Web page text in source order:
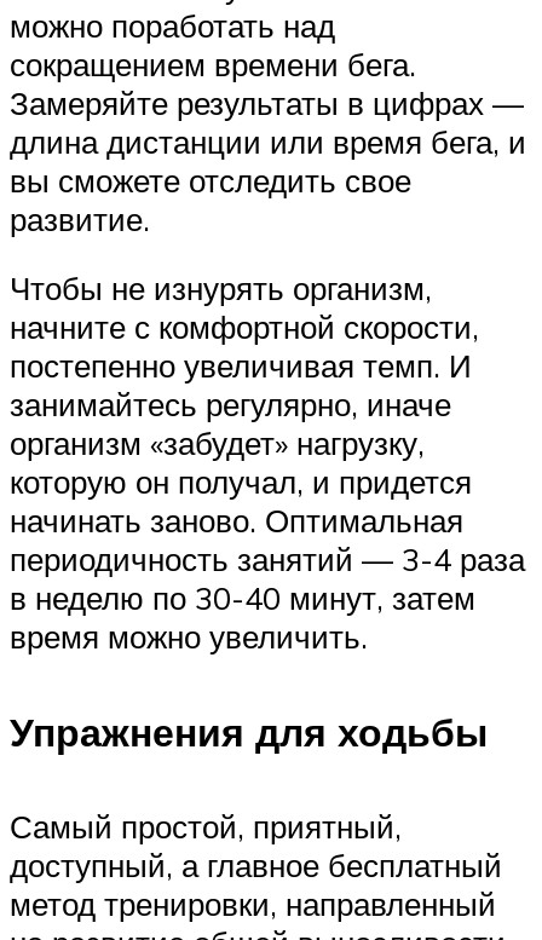
можно поработать над
сокращением времени бега.
Замеряйте результаты в цифрах —
длина дистанции или время бега, и
вы сможете отследить свое
развитие.
Чтобы не изнурять организм,
начните с комфортной скорости,
постепенно увеличивая темп. И
занимайтесь регулярно, иначе
организм «забудет» нагрузку,
которую он получал, и придется
начинать заново. Оптимальная
периодичность занятий — 3-4 раза
в неделю по 30-40 минут, затем
время можно увеличить.
Упражнения для ходьбы
Самый простой, приятный,
доступный, а главное бесплатный
метод тренировки, направленный